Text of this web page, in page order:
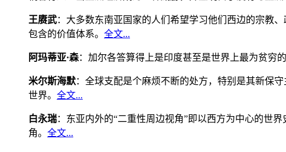
王赓武：大多数东南亚国家的人们希望学习他们西边的宗教
包含的价值体系。 全文...
阿玛蒂亚·森：加尔各答算得上是印度甚至是世界上最为贫穷
米尔斯海默：全球支配是个麻烦不断的处方，特别是其新保
世界。 全文...
白永瑞：东亚内外的“二重性周边视角”即以西方为中心的世
角。 全文...